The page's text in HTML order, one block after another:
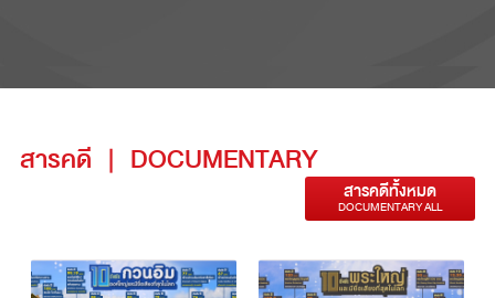
สารคดี | DOCUMENTARY
สารคดีทั้งหมด
DOCUMENTARY ALL